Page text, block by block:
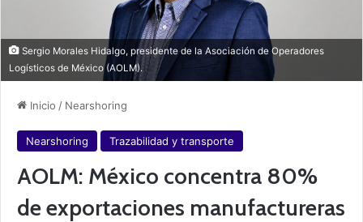
Sergio Morales Hidalgo, presidente de la Asociación de Operadores
Logísticos de México (AOLM).
Inicio / Nearshoring
Nearshoring Trazabilidad y transporte
AOLM: México concentra 80%
de exportaciones manufactureras